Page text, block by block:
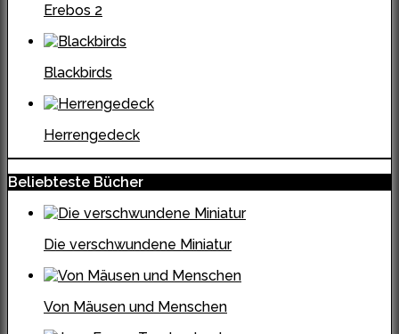
Erebos 2
Blackbirds
Herrengedeck
Beliebteste Bücher
Die verschwundene Miniatur
Von Mäusen und Menschen